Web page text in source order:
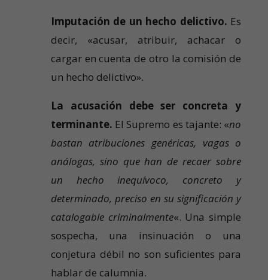
Imputación de un hecho delictivo. Es
decir, «acusar, atribuir, achacar o
cargar en cuenta de otro la comisión de
un hecho delictivo».
La acusación debe ser concreta y
terminante. El Supremo es tajante: «no
bastan atribuciones genéricas, vagas o
análogas, sino que han de recaer sobre
un hecho inequívoco, concreto y
determinado, preciso en su significación y
catalogable criminalmente«. Una simple
sospecha, una insinuación o una
conjetura débil no son suficientes para
hablar de calumnia.